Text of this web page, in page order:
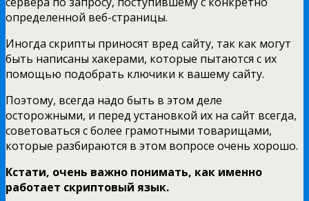
определенной веб-страницы.
Иногда скрипты приносят вред сайту, так как могут
быть написаны хакерами, которые пытаются с их
помощью подобрать ключики к вашему сайту.
Поэтому, всегда надо быть в этом деле
осторожными, и перед установкой их на сайт всегда,
советоваться с более грамотными товарищами,
которые разбираются в этом вопросе очень хорошо.
Кстати, очень важно понимать, как именно
работает скриптовый язык.